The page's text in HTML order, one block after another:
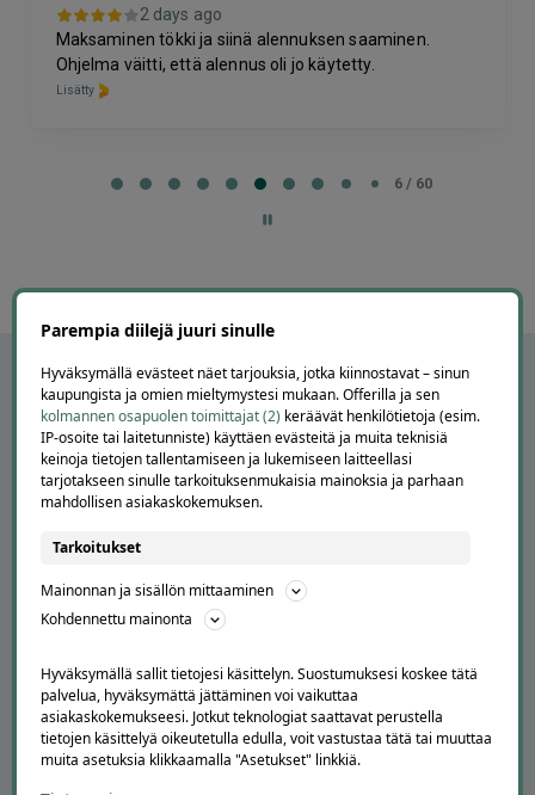
2 days ago
Maksaminen tökki ja siinä alennuksen saaminen.
Ohjelma väitti, että alennus oli jo käytetty.
Lisätty
6 / 60
APUA JA NEUVOJA
Peruuta tilaus
Kuinka Offerilla toimii
Usein kysytyt kysymykset
Suosittele Offerillaa
TUTUSTU MEIHIN
Parempia diilejä juuri sinulle
Hyväksymällä evästeet näet tarjouksia, jotka kiinnostavat – sinun
kaupungista ja omien mieltymystesi mukaan. Offerilla ja sen
kolmannen osapuolen toimittajat (2) keräävät henkilötietoja (esim.
IP-osoite tai laitetunniste) käyttäen evästeitä ja muita teknisiä
keinoja tietojen tallentamiseen ja lukemiseen laitteellasi
tarjotakseen sinulle tarkoituksenmukaisia mainoksia ja parhaan
mahdollisen asiakaskokemuksen.
Tarkoitukset
Mainonnan ja sisällön mittaaminen
Kohdennettu mainonta
Hyväksymällä sallit tietojesi käsittelyn. Suostumuksesi koskee tätä
palvelua, hyväksymättä jättäminen voi vaikuttaa
asiakaskokemukseesi. Jotkut teknologiat saattavat perustella
tietojen käsittelyä oikeutetulla edulla, voit vastustaa tätä tai muuttaa
muita asetuksia klikkaamalla "Asetukset" linkkiä.